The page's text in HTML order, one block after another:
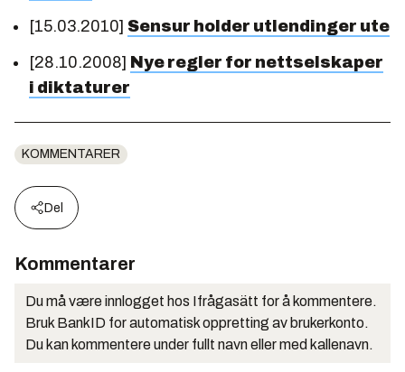
[15.03.2010] Sensur holder utlendinger ute
[28.10.2008] Nye regler for nettselskaper
i diktaturer
KOMMENTARER
Del
Kommentarer
Du må være innlogget hos Ifrågasätt for å kommentere.
Bruk BankID for automatisk oppretting av brukerkonto.
Du kan kommentere under fullt navn eller med kallenavn.